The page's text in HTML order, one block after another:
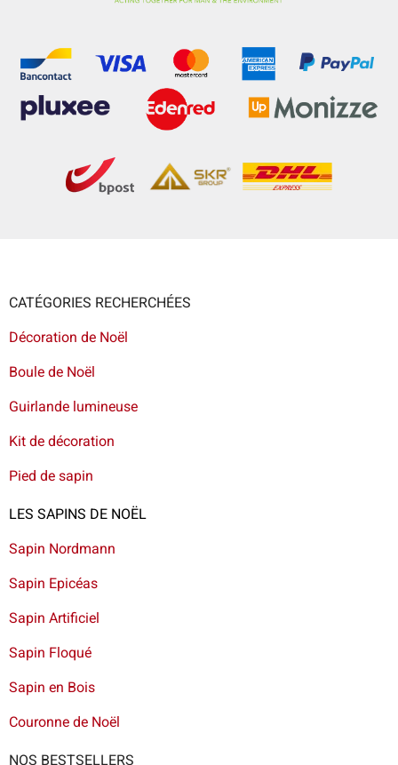
CATÉGORIES RECHERCHÉES
Décoration de Noël
Boule de Noël
Guirlande lumineuse
Kit de décoration
Pied de sapin
LES SAPINS DE NOËL
Sapin Nordmann
Sapin Epicéas
Sapin Artificiel
Sapin Floqué
Sapin en Bois
Couronne de Noël
NOS BESTSELLERS